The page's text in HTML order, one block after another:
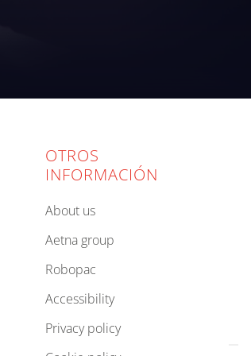
OTROS
INFORMACIÓN
about us
aetna group
robopac
accessibility
privacy policy